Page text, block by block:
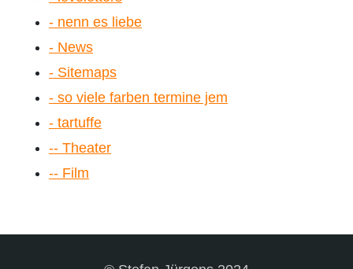
- nenn es liebe
- News
- Sitemaps
- so viele farben termine jem
- tartuffe
-- Theater
-- Film